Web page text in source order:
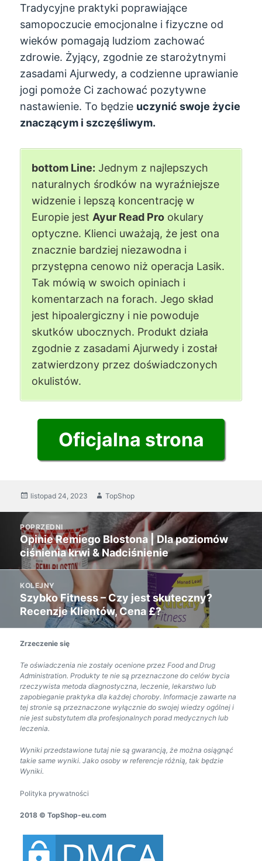
Tradycyjne praktyki poprawiające
samopoczucie emocjonalne i fizyczne od
wieków pomagają ludziom zachować
zdrowie. Żyjący, zgodnie ze starożytnymi
zasadami Ajurwedy, a codzienne uprawianie
jogi pomoże Ci zachować pozytywne
nastawienie. To będzie uczynić swoje życie
znaczącym i szczęśliwym.
bottom Line: Jednym z najlepszych
naturalnych środków na wyraźniejsze
widzenie i lepszą koncentrację w
Europie jest Ayur Read Pro okulary
optyczne. Klienci uważają, że jest ona
znacznie bardziej niezawodna i
przystępna cenowo niż operacja Lasik.
Tak mówią w swoich opiniach i
komentarzach na forach. Jego skład
jest hipoalergiczny i nie powoduje
skutków ubocznych. Produkt działa
zgodnie z zasadami Ajurwedy i został
zatwierdzony przez doświadczonych
okulistów.
Oficjalna strona
Wysłany
listopad 24, 2023 Autor
TopShop
nawigacja
wpisach
POPRZEDNI
Poprzedni
post:
Opinie Remiego Blostona | Dla poziomów
ciśnienia krwi & Nadciśnienie
KOLEJNY
Następny
post:
Szybko Fitness – Czy jest skuteczny?
Recenzje Klientów, Cena £?
Zrzeczenie się
Te oświadczenia nie zostały ocenione przez Food and Drug
Administration. Produkty te nie są przeznaczone do celów bycia
rzeczywista metoda diagnostyczna, leczenie, lekarstwo lub
zapobieganie praktyka dla każdej choroby. Informacje zawarte na
tej stronie są przeznaczone wyłącznie do swojej wiedzy ogólnej i
nie jest substytutem dla profesjonalnych porad medycznych lub
leczenia.
Wyniki przedstawione tutaj nie są gwarancją, że można osiągnąć
takie same wyniki. Jako osoby w referencje różnią, tak będzie
Wyniki.
Polityka prywatności
2018 © TopShop-eu.com